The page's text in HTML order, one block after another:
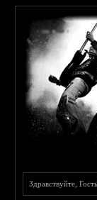
Здравствуйте,